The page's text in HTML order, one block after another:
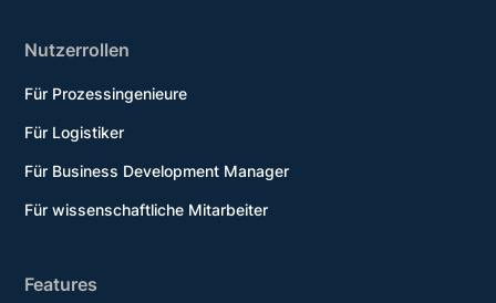
Nutzerrollen
Für Prozessingenieure
Für Logistiker
Für Business Development Manager
Für wissenschaftliche Mitarbeiter
Features